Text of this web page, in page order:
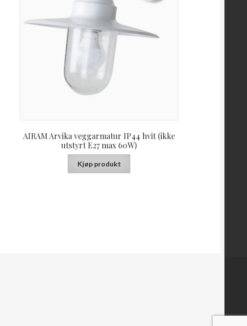
AIRAM Arvika veggarmatur IP44 hvit (ikke
utstyrt E27 max 60W)
Kjøp produkt